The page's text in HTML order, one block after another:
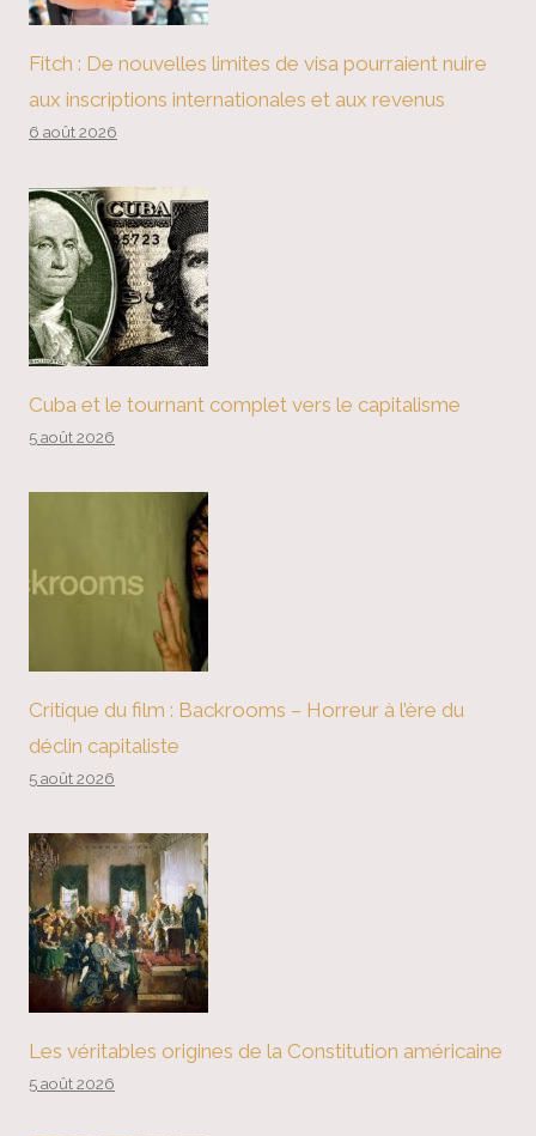
Fitch : De nouvelles limites de visa pourraient nuire
aux inscriptions internationales et aux revenus
6 août 2026
Cuba et le tournant complet vers le capitalisme
5 août 2026
Critique du film : Backrooms – Horreur à l’ère du
déclin capitaliste
5 août 2026
Les véritables origines de la Constitution américaine
5 août 2026